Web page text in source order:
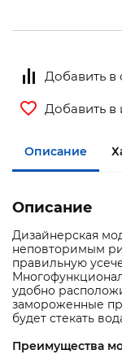
Добавить в
Добавить в
Описание
Описание
Дизайнерская
неповторимым
правильную
удобно
замороженные
будет стекать
Преимущества